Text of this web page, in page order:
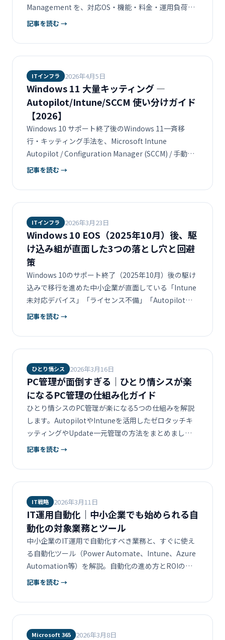
Management を、対応OS・機能・料金・運用負荷で
比較。マルチOS環境の中小企業向けガイド。
記事を読む →
ITインフラ 2026年4月5日
Windows 11 大量キッティング ―
Autopilot/Intune/SCCM 使い分けガイド
【2026】
Windows 10 サポート終了後のWindows 11一斉移
行・キッティング手法を、Microsoft Intune
Autopilot / Configuration Manager (SCCM) / 手動キ
ッティングの3軸で比較。中小企業がコスト・展開速
します。
記事を読む →
ITインフラ 2026年3月23日
Windows 10 EOS（2025年10月）後、駆
け込み組が直面した3つの落とし穴と回避
策
Windows 10のサポート終了（2025年10月）後の駆け
込みで移行を進めた中小企業が直面している「Intune
未対応デバイス」「ライセンス不備」「Autopilot設
計不足」の3つの落とし穴を解説。今から整備する場
実務手順もまとめました。
記事を読む →
ひとり情シス 2026年3月16日
PC管理が面倒すぎる｜ひとり情シスが楽
になるPC管理の仕組み化ガイド
ひとり情シスのPC管理が楽になる5つの仕組みを解説
します。AutopilotやIntuneを活用したゼロタッチキ
ッティングやUpdate一元管理の方法をまとめまし
た。
記事を読む →
IT戦略 2026年3月11日
IT運用自動化｜中小企業でも始められる自
動化の対象業務とツール
中小企業のIT運用で自動化すべき業務と、すぐに使え
る自動化ツール（Power Automate、Intune、Azure
Automation等）を解説。自動化の進め方とROIの考
え方をまとめます。
記事を読む →
Microsoft 365 2026年3月8日